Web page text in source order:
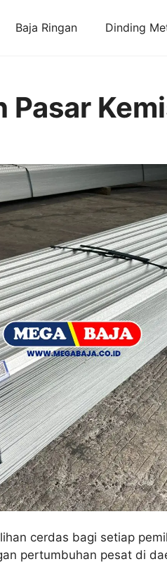
Baja Ringan Dinding
Pasar
cerdas bagi setiap
pertumbuhan pesat di